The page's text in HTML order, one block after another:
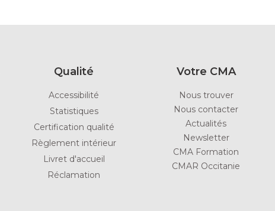
Qualité
Accessibilité
Statistiques
Certification qualité
Règlement intérieur
Livret d'accueil
Réclamation
Votre CMA
Nous trouver
Nous contacter
Actualités
Newsletter
CMA Formation
CMAR Occitanie